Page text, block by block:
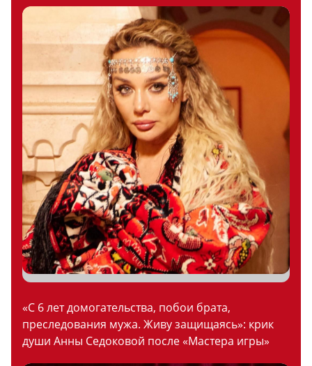
«С 6 лет домогательства, побои брата,
преследования мужа. Живу защищаясь»: крик
души Анны Седоковой после «Мастера игры»